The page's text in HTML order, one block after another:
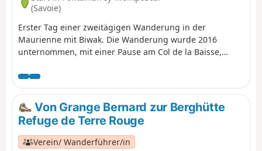
(Savoie)
Erster Tag einer zweitägigen Wanderung in der
Maurienne mit Biwak. Die Wanderung wurde 2016
unternommen, mit einer Pause am Col de la Baisse,
einer letzten am Chalet du Tovet. Anmerkung: Die
angezeigte Route stammt von meiner GPS-Uhr, die ich
nie angehalten habe, was die Schleifen an einigen
Stellen erklärt.
Von Grange Bernard zur Berghütte
Refuge de Terre Rouge
Verein/ Wanderführer/in